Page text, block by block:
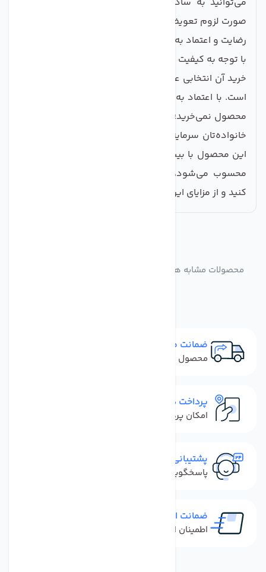
صورت لزوم تعویض کنید.
رضایت و اعتماد به خرید
با توجه به کیفیت ساخت و ویژگی‌های خاص این هوزینگ،
خرید آن انتخابی عاقلانه و مقرون به صرفه برای هر فردی
است. با اعتماد به
محصول نمی‌خرید؛ بلکه به سلامت و کیفیت زندگی خود و
خانواده‌تان سرمایه‌گذاری می‌کنید. از آنجا که تولید کننده
این محصول با بیش از سال‌ها تجربه در زمینه تصفیه آب
محسوب می‌شود، شما می‌توانید با خیالی آسوده خرید
کنید و از مزایای این هوزینگ شفاف بهره ببرید.
محصولات مشابه هوزینگ شفاف تک اورینگ دستگاه تصفیه
ضمانت مرجوعی
محصول نباید آسیب دیده باشد
پرداخت در محل
امکان پرداخت کل فاکتور در محل
پشتیبانی سریع
پاسخگویی سریع به تماس‌ها و پیام‌ها
ضمانت اصل بودن کالا
اطمینان از خرید کالای اورجینال